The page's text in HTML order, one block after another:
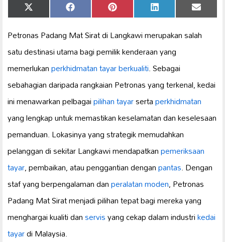
Share
on
X
(Twitter)
Share
on
Facebook Share
on
Pinterest Share
on
LinkedIn Share
on
Email
Petronas Padang Mat Sirat di Langkawi merupakan salah
satu destinasi utama bagi pemilik kenderaan yang
memerlukanperkhidmatan tayar berkualiti. Sebagai
sebahagian daripada rangkaian Petronas yang terkenal, kedai
ini menawarkan pelbagaipilihan tayarsertaperkhidmatan
yang lengkap untuk memastikan keselamatan dan keselesaan
pemanduan. Lokasinya yang strategik memudahkan
pelanggan di sekitar Langkawi mendapatkanpemeriksaan
tayar, pembaikan, atau penggantian denganpantas. Dengan
staf yang berpengalaman danperalatan moden, Petronas
Padang Mat Sirat menjadi pilihan tepat bagi mereka yang
menghargai kualiti danservisyang cekap dalam industrikedai
tayardi Malaysia.